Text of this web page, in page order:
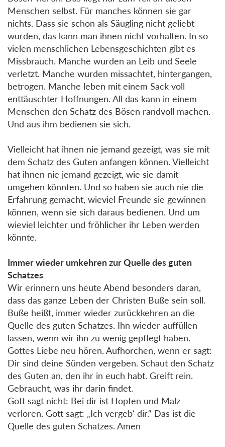
Menschen selbst. Für manches können sie gar
nichts. Dass sie schon als Säugling nicht geliebt
wurden, das kann man ihnen nicht vorhalten. In so
vielen menschlichen Lebensgeschichten gibt es
Missbrauch. Manche wurden an Leib und Seele
verletzt. Manche wurden missachtet, hintergangen,
betrogen. Manche leben mit einem Sack voll
enttäuschter Hoffnungen. All das kann in einem
Menschen den Schatz des Bösen randvoll machen.
Und aus ihm bedienen sie sich.
Vielleicht hat ihnen nie jemand gezeigt, was sie mit
dem Schatz des Guten anfangen können. Vielleicht
hat ihnen nie jemand gezeigt, wie sie damit
umgehen könnten. Und so haben sie auch nie die
Erfahrung gemacht, wieviel Freunde sie gewinnen
können, wenn sie sich daraus bedienen. Und um
wieviel leichter und fröhlicher ihr Leben werden
könnte.
Immer wieder umkehren zur Quelle des guten
Schatzes
Wir erinnern uns heute Abend besonders daran,
dass das ganze Leben der Christen Buße sein soll.
Buße heißt, immer wieder zurückkehren an die
Quelle des guten Schatzes. Ihn wieder auffüllen
lassen, wenn wir ihn zu wenig gepflegt haben.
Gottes Liebe neu hören. Aufhorchen, wenn er sagt:
Dir sind deine Sünden vergeben. Schaut den Schatz
des Guten an, den ihr in euch habt. Greift rein.
Gebraucht, was ihr darin findet.
Gott sagt nicht: Bei dir ist Hopfen und Malz
verloren. Gott sagt: „Ich vergeb‘ dir.“ Das ist die
Quelle des guten Schatzes. Amen